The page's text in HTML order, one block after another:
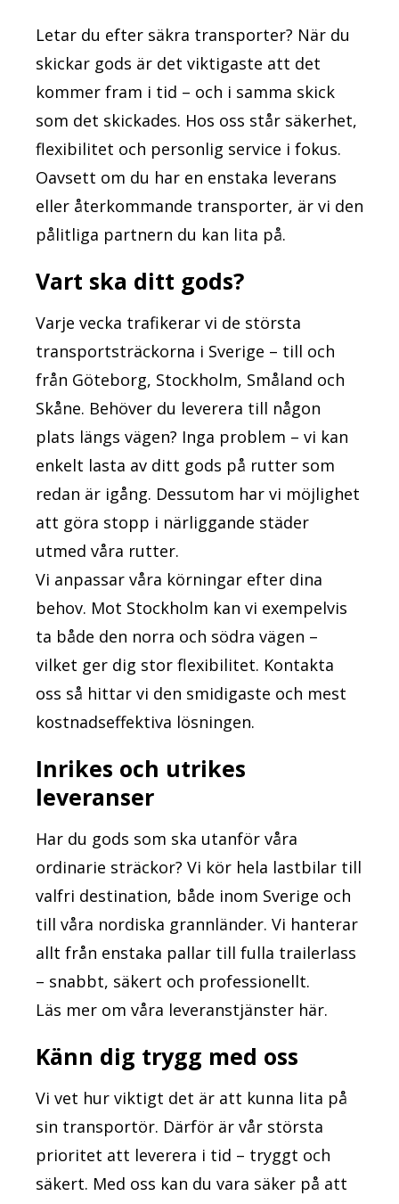
Letar du efter säkra transporter? När du
skickar gods är det viktigaste att det
kommer fram i tid – och i samma skick
som det skickades. Hos oss står säkerhet,
flexibilitet och personlig service i fokus.
Oavsett om du har en enstaka leverans
eller återkommande transporter, är vi den
pålitliga partnern du kan lita på.
Vart ska ditt gods?
Varje vecka trafikerar vi de största
transportsträckorna i Sverige – till och
från Göteborg, Stockholm, Småland och
Skåne. Behöver du leverera till någon
plats längs vägen? Inga problem – vi kan
enkelt lasta av ditt gods på rutter som
redan är igång. Dessutom har vi möjlighet
att göra stopp i närliggande städer
utmed våra rutter.
Vi anpassar våra körningar efter dina
behov. Mot Stockholm kan vi exempelvis
ta både den norra och södra vägen –
vilket ger dig stor flexibilitet. Kontakta
oss så hittar vi den smidigaste och mest
kostnadseffektiva lösningen.
Inrikes och utrikes
leveranser
Har du gods som ska utanför våra
ordinarie sträckor? Vi kör hela lastbilar till
valfri destination, både inom Sverige och
till våra nordiska grannländer. Vi hanterar
allt från enstaka pallar till fulla trailerlass
– snabbt, säkert och professionellt.
Läs mer om våra leveranstjänster här.
Känn dig trygg med oss
Vi vet hur viktigt det är att kunna lita på
sin transportör. Därför är vår största
prioritet att leverera i tid – tryggt och
säkert. Med oss kan du vara säker på att